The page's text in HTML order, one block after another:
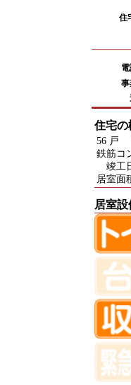
住
事
住宅の
56 戸
鉄筋コ
竣工
居室面
居室設